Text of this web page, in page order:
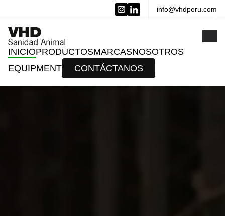
info@vhdperu.com
INICIOPRODUCTOSMARCASNOSOTROS
EQUIPMENT
CONTÁCTANOS